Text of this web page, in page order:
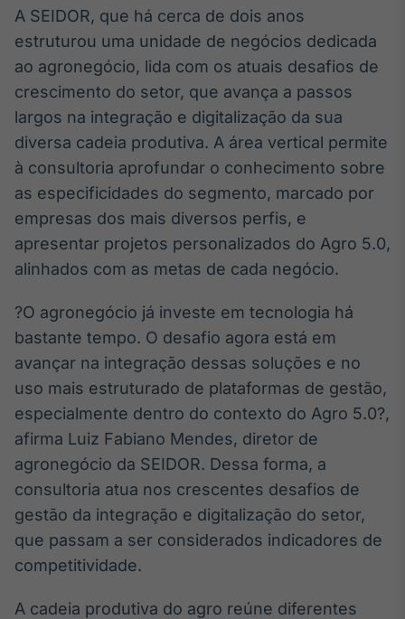
integração de
conteúdos e
dados
Cotações e
headlines de
notícias
Broadcast
Widgets
Componentes
para conteúdos e
Broadcast
Conteúdos e
dados para
displays e telas
Broadcast
Curadoria
Curadoria de
conteúdos
Soluções de
Tecnologia
A SEIDOR, que há cerca de dois anos
estruturou uma unidade de negócios dedicada
ao agronegócio, lida com os atuais desafios de
crescimento do setor, que avança a passos
largos na integração e digitalização da sua
diversa cadeia produtiva. A área vertical permite
à consultoria aprofundar o conhecimento sobre
as especificidades do segmento, marcado por
empresas dos mais diversos perfis, e
apresentar projetos personalizados do Agro 5.0,
alinhados com as metas de cada negócio.
?O agronegócio já investe em tecnologia há
bastante tempo. O desafio agora está em
avançar na integração dessas soluções e no
uso mais estruturado de plataformas de gestão,
especialmente dentro do contexto do Agro 5.0?,
afirma Luiz Fabiano Mendes, diretor de
agronegócio da SEIDOR. Dessa forma, a
consultoria atua nos crescentes desafios de
gestão da integração e digitalização do setor,
que passam a ser considerados indicadores de
competitividade.
A cadeia produtiva do agro reúne diferentes